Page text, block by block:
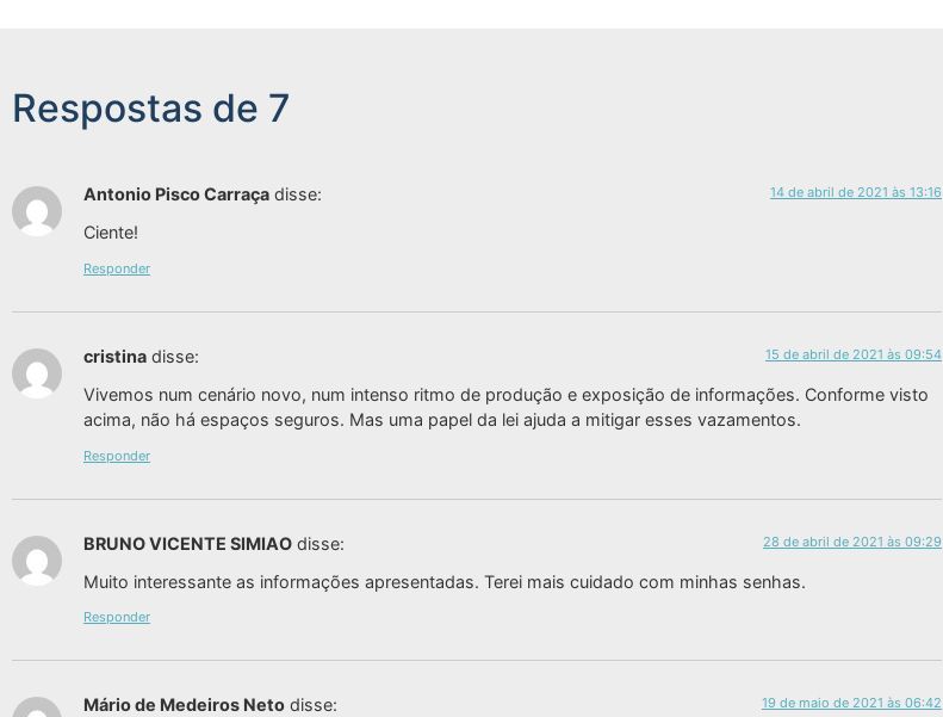
Respostas de 7
Antonio Pisco Carraça disse: 14 de abril de 2021 às 13:16
Ciente!
Responder
cristina disse: 15 de abril de 2021 às 09:54
Vivemos num cenário novo, num intenso ritmo de produção e exposição de informações. Conforme visto
acima, não há espaços seguros. Mas uma papel da lei ajuda a mitigar esses vazamentos.
Responder
BRUNO VICENTE SIMIAO disse: 28 de abril de 2021 às 09:29
Muito interessante as informações apresentadas. Terei mais cuidado com minhas senhas.
Responder
Mário de Medeiros Neto disse: 19 de maio de 2021 às 06:42